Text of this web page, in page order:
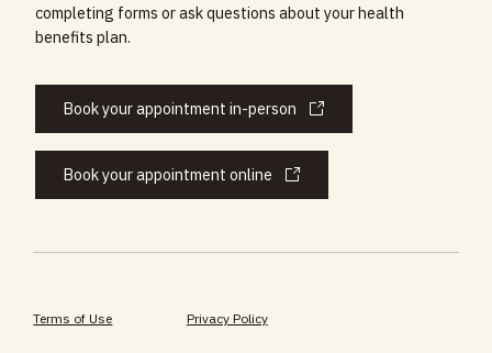
completing forms or ask questions about your health
benefits plan.
Book your appointment in-person
Book your appointment online
Terms of Use Privacy Policy